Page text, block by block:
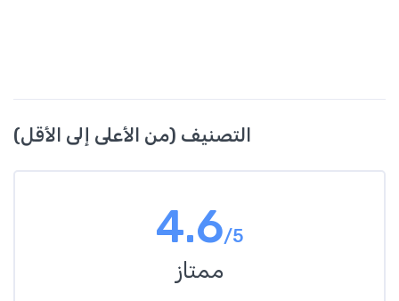
التصنيف (من الأعلى إلى الأقل)
4.6/5
ممتاز